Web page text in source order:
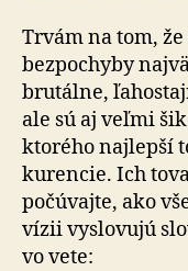
Trvám na tom,
bezpochyby
brutálne,
ale sú aj veľmi
ktorého naj­lepší
ku­ren­cie. Ich
počú­vajte, ako
vízii vyslovujú
vo vete: